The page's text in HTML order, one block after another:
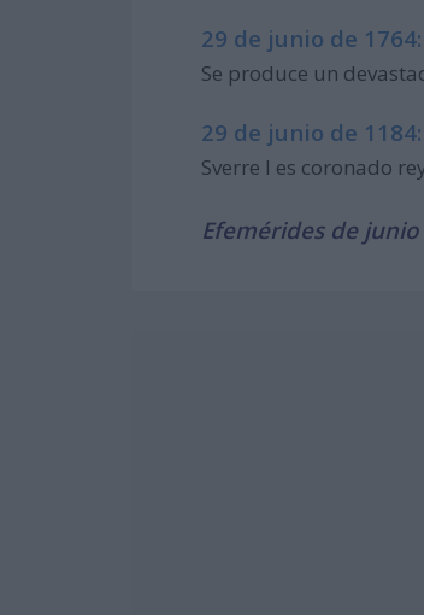
29 de junio de 1764:
Se produce un
29 de junio de 1184:
Sverre I es coronado
Efemérides de junio